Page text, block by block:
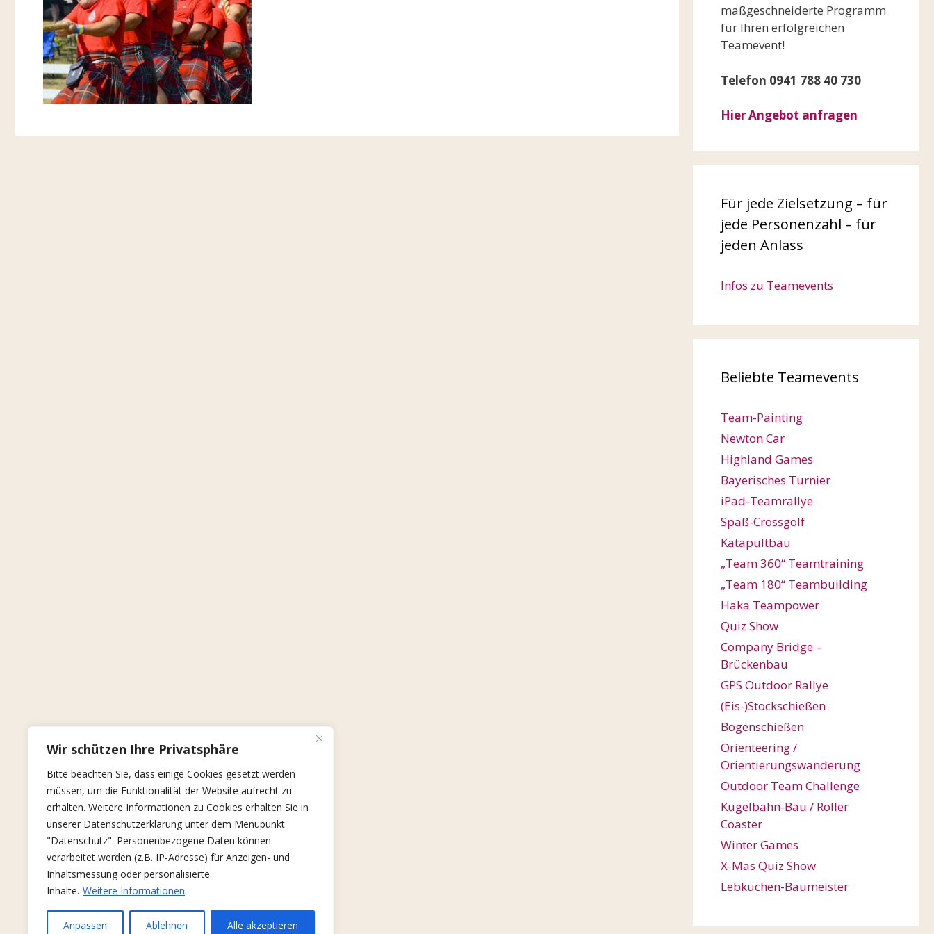
Wir schützen Ihre Privatsphäre
Bitte beachten Sie, dass einige Cookies gesetzt werden
müssen, um die Funktionalität der Website aufrecht zu
erhalten. Weitere Informationen zu Cookies erhalten Sie in
unserer Datenschutzerklärung unter dem Menüpunkt
"Datenschutz". Personenbezogene Daten können
verarbeitet werden (z.B. IP-Adresse) für Anzeigen- und
Inhaltsmessung oder personalisierte
Inhalte. Weitere Informationen
Anpassen Ablehnen Alle akzeptieren
maßgeschneiderte Programm
für Ihren erfolgreichen
Teamevent!
Telefon 0941 788 40 730
Hier Angebot anfragen
Für jede Zielsetzung – für
jede Personenzahl – für
jeden Anlass
Infos zu Teamevents
Beliebte Teamevents
Team-Painting
Newton Car
Highland Games
Bayerisches Turnier
iPad-Teamrallye
Spaß-Crossgolf
Katapultbau
„Team 360“ Teamtraining
„Team 180“ Teambuilding
Haka Teampower
Quiz Show
Company Bridge –
Brückenbau
GPS Outdoor Rallye
(Eis-)Stockschießen
Bogenschießen
Orienteering /
Orientierungswanderung
Outdoor Team Challenge
Kugelbahn-Bau / Roller
Coaster
Winter Games
X-Mas Quiz Show
Lebkuchen-Baumeister